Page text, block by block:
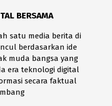
BERSAMA
satu media berita di
berdasarkan ide
muda bangsa yang
era teknologi digital
secara faktual